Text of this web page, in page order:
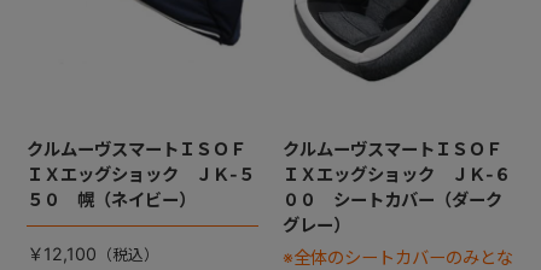
クルムーヴスマートＩＳＯＦ
ＩＸエッグショック ＪＫ-５
５０ 幌（ネイビー）
￥12,100
クルムーヴスマートＩＳＯＦ
ＩＸエッグショック ＪＫ-６
００ シートカバー（ダーク
グレー）
※全体のシートカバーのみとな